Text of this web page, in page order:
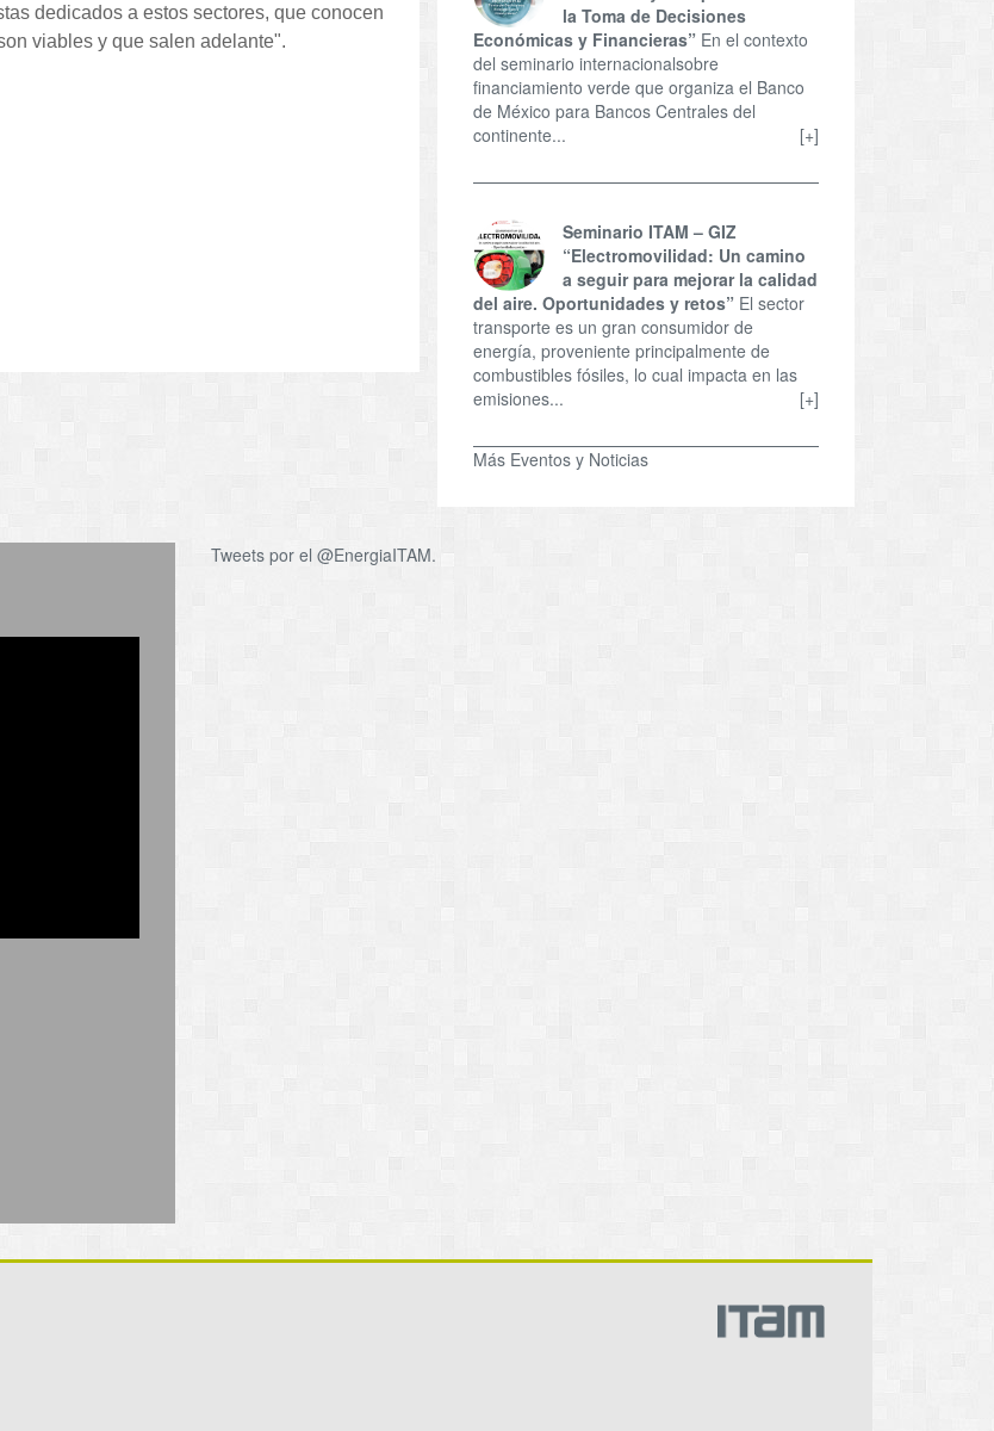
dedicados a estos sectores, que conocen
viables y que salen adelante".
la Toma de Decisiones
Económicas y Financieras” En el contexto
del seminario internacionalsobre
financiamiento verde que organiza el Banco
de México para Bancos Centrales del
continente...
[+]
Seminario ITAM – GIZ
“Electromovilidad: Un camino
a seguir para mejorar la calidad
del aire. Oportunidades y retos” El sector
transporte es un gran consumidor de
energía, proveniente principalmente de
combustibles fósiles, lo cual impacta en las
emisiones...
[+]
Más Eventos y Noticias
Tweets por el @EnergiaITAM.